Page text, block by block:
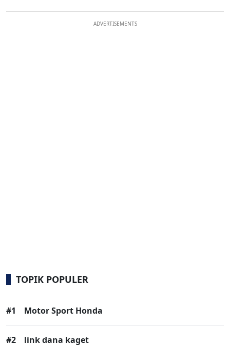
ADVERTISEMENTS
TOPIK POPULER
#1 Motor Sport Honda
#2 link dana kaget